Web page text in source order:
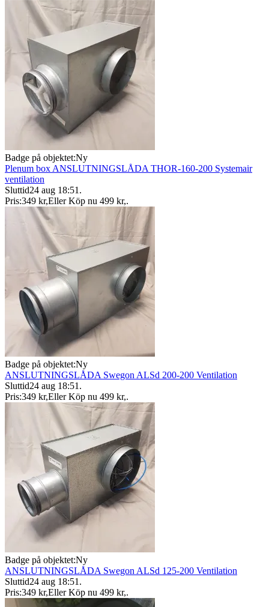
Badge på objektet:Ny
Plenum box ANSLUTNINGSLÅDA THOR-160-200 Systemair
ventilation
Sluttid24 aug 18:51 .
Pris:349 kr,Eller Köp nu 499 kr,.
Badge på objektet:Ny
ANSLUTNINGSLÅDA Swegon ALSd 200-200 Ventilation
Sluttid24 aug 18:51 .
Pris:349 kr,Eller Köp nu 499 kr,.
Badge på objektet:Ny
ANSLUTNINGSLÅDA Swegon ALSd 125-200 Ventilation
Sluttid24 aug 18:51 .
Pris:349 kr,Eller Köp nu 499 kr,.